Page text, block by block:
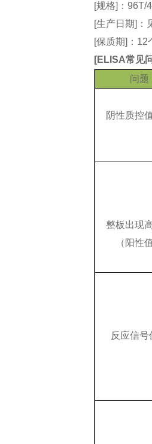
[规格]：96T/
[生产日期]：
[保质期]：
[ELISA常见
问题
阴性质控
整板出现
（阳性
反应信号